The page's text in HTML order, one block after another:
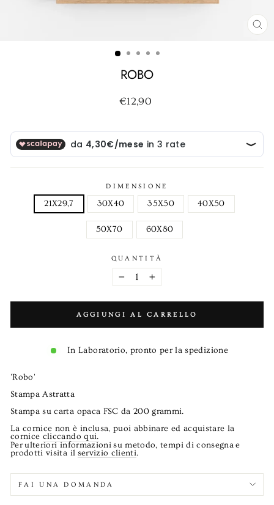
ROBO
Prezzo
di
€12,90
DIMENSIONE
21X29,7 30X40 35X50 40X50
50X70 60X80
QUANTITÀ
+
AGGIUNGI AL CARRELLO
In Laboratorio, pronto per la spedizione
'Robo'
Stampa Astratta
Stampa su carta opaca FSC da 200 grammi.
La cornice non è inclusa, puoi abbinare ed acquistare la
cornice cliccando qui.
Per ulteriori informazionisu metodo, tempi di consegnae
prodotti visita il servizio clienti.
FAI UNA DOMANDA